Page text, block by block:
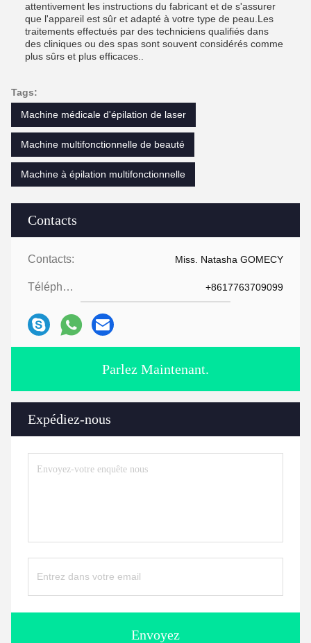
Contacts
Contacts: Miss. Natasha GOMECY
Téléphone: +8617763709099
Parlez Maintenant.
Expédiez-nous
Envoyez
attentivement les instructions du fabricant et de s'assurer
que l'appareil est sûr et adapté à votre type de peau.Les
traitements effectués par des techniciens qualifiés dans
des cliniques ou des spas sont souvent considérés comme
plus sûrs et plus efficaces..
Tags:
Machine médicale d'épilation de laser
Machine multifonctionnelle de beauté
Machine à épilation multifonctionnelle